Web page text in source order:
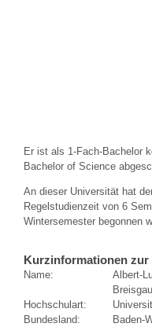
Er ist als 1-Fach-Bachelor
Bachelor of Science
An dieser Universität hat
Regelstudienzeit von 6
Wintersemester begonnen
Kurzinformationen zur
Name:
Albert-
Breisgau
Hochschulart:
Bundesland:
Baden-